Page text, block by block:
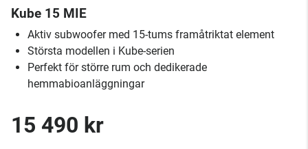
Kube 15 MIE
Aktiv subwoofer med 15-tums framåtriktat element
Största modellen i Kube-serien
Perfekt för större rum och dedikerade
hemmabioanläggningar
15 490 kr